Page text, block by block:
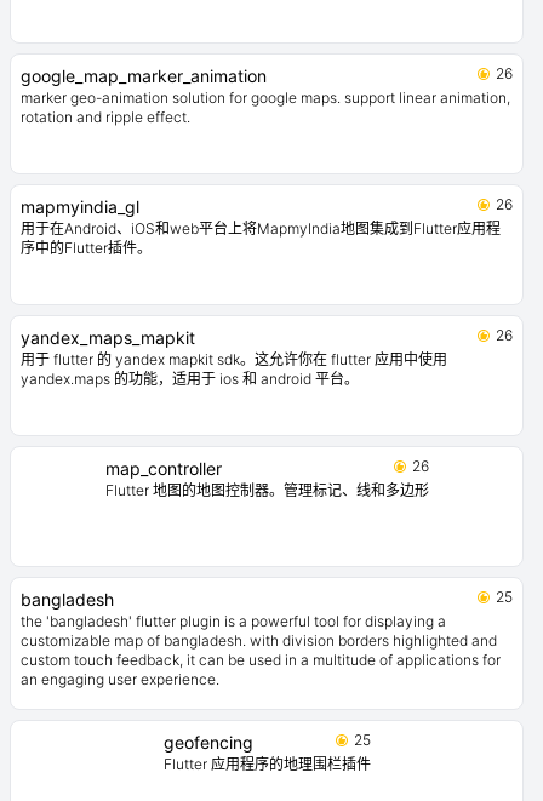
google_map_marker_animation
26
marker geo-animation solution for google maps. support linear animation,
rotation and ripple effect.
mapmyindia_gl
26
用于在Android、iOS和web平台上将MapmyIndia地图集成到Flutter应用程
序中的Flutter插件。
yandex_maps_mapkit
26
用于 flutter 的 yandex mapkit sdk。这允许你在 flutter 应用中使用
yandex.maps 的功能，适用于 ios 和 android 平台。
map_controller
26
Flutter 地图的地图控制器。管理标记、线和多边形
bangladesh
25
the 'bangladesh' flutter plugin is a powerful tool for displaying a
customizable map of bangladesh. with division borders highlighted and
custom touch feedback, it can be used in a multitude of applications for
an engaging user experience.
geofencing
25
Flutter 应用程序的地理围栏插件